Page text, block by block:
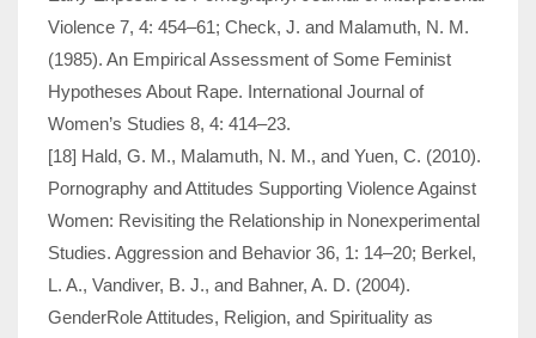
Violence 7, 4: 454–61; Check, J. and Malamuth, N. M.
(1985). An Empirical Assessment of Some Feminist
Hypotheses About Rape. International Journal of
Women’s Studies 8, 4: 414–23.
[18] Hald, G. M., Malamuth, N. M., and Yuen, C. (2010).
Pornography and Atti­tudes Supporting Violence Against
Women: Revisiting the Relationship in Nonex­perimental
Studies. Aggression and Behavior 36, 1: 14–20; Berkel,
L. A., Vandiver, B. J., and Bahner, A. D. (2004).
GenderRole Attitudes, Religion, and Spirituality as